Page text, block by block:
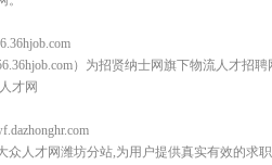
）为招贤纳士网旗下物流人才招
才网
众人才网潍坊分站,为用户提供真实有效的求